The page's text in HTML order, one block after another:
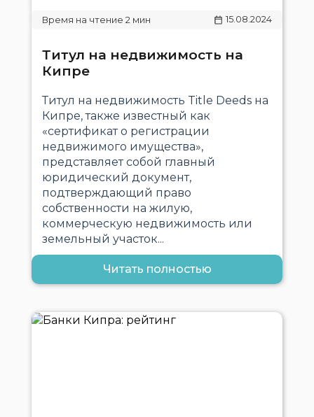
15.08.2024
Титул на недвижимость на
Кипре
Титул на недвижимость Title Deeds на
Кипре, также известный как
«сертификат о регистрации
недвижимого имущества»,
представляет собой главный
юридический документ,
подтверждающий право
собственности на жилую,
коммерческую недвижимость или
земельный участок...
Читать полностью